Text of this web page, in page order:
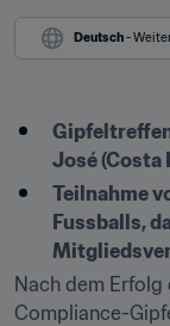
Deutsch -
Gipfeltreffen
José (Costa
Teilnahme
Fussballs,
Nach dem
Compliance-